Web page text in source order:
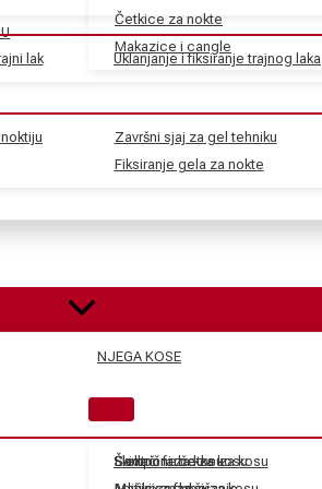
lak Uklanjanje i fiksiranje trajnog laka
Završni sjaj za gel tehniku
Fiksiranje gela za nokte
Četkice za nokte
Makazice i cangle
Skidači farbe za kosu
Električne četke za kosu
NJEGA KOSE
Šamponi za kosu